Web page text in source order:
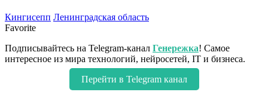
Кингисепп Ленинградская область
Favorite
Подписывайтесь на Telegram-канал Генережка! Самое
интересное из мира технологий, нейросетей, IT и бизнеса.
Перейти в Telegram канал